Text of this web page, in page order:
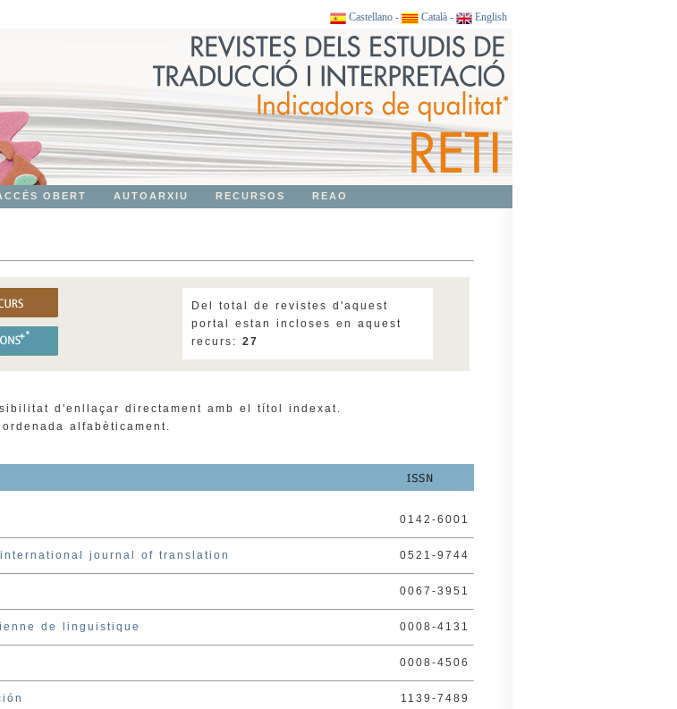
Castellano- Català- English
OBERT AUTOARXIU RECURSOS REAO
Del total de revistes d'aquest
portal estan incloses en aquest
recurs: 27
d'enllaçar directament amb el títol indexat.
alfabèticament.
0142-6001
journal of translation 0521-9744
0067-3951
de linguistique 0008-4131
0008-4506
1139-7489